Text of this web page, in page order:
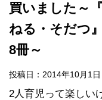
買いました～
ねる・そだつ
8冊～
投稿日：2014年10月1日
2人育児って楽しい